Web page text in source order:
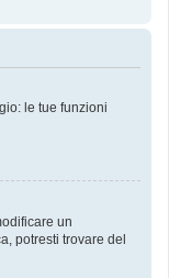
le tue funzioni
un
potresti trovare del